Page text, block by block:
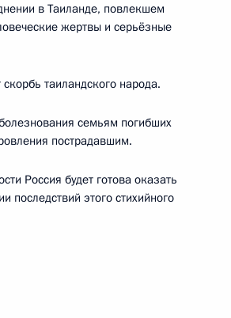
в Таиланде, повлекшем
жертвы и серьёзные
таиландского народа.
семьям погибших
пострадавшим.
Россия будет готова оказать
последствий этого стихийного